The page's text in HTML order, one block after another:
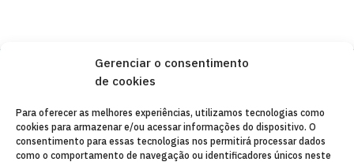
Gerenciar o consentimento
de cookies
Para oferecer as melhores experiências, utilizamos tecnologias como
cookies para armazenar e/ou acessar informações do dispositivo. O
consentimento para essas tecnologias nos permitirá processar dados
como o comportamento de navegação ou identificadores únicos neste
Copyleft 2025
AVISO LEGAL